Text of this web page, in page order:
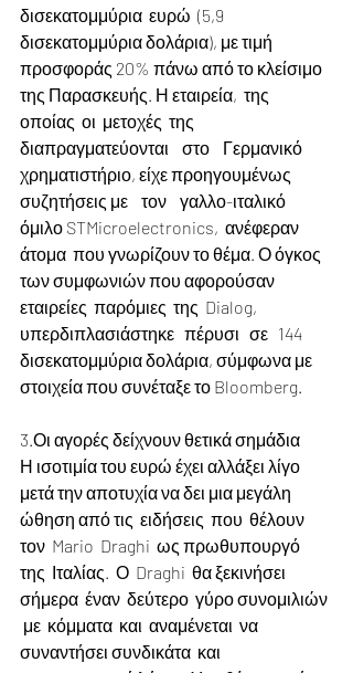
δισεκατομμύρια  ευρώ  (5,9
δισεκατομμύρια δολάρια), με τιμή
προσφοράς 20% πάνω από το κλείσιμο
της Παρασκευής. Η εταιρεία,  της
οποίας  οι  μετοχές  της
διαπραγματεύονται    στο    Γερμανικό
χρηματιστήριο, είχε προηγουμένως
συζητήσεις με    τον    γαλλο-ιταλικό
όμιλο STMicroelectronics,  ανέφεραν
άτομα  που γνωρίζουν το θέμα. Ο όγκος
των συμφωνιών που αφορούσαν
εταιρείες  παρόμιες  της  Dialog,
υπερδιπλασιάστηκε   πέρυσι   σε   144
δισεκατομμύρια δολάρια, σύμφωνα με
στοιχεία που συνέταξε το Bloomberg.
3.Οι αγορές δείχνουν θετικά σημάδια
Η ισοτιμία του ευρώ έχει αλλάξει λίγο
μετά την αποτυχία να δει μια μεγάλη
ώθηση από τις  ειδήσεις  που  θέλουν
τον  Mario  Draghi  ως πρωθυπουργό
της  Ιταλίας.  Ο  Draghi  θα ξεκινήσει
σήμερα  έναν  δεύτερο  γύρο συνομιλιών
με  κόμματα  και  αναμένεται  να
συναντήσει συνδικάτα  και